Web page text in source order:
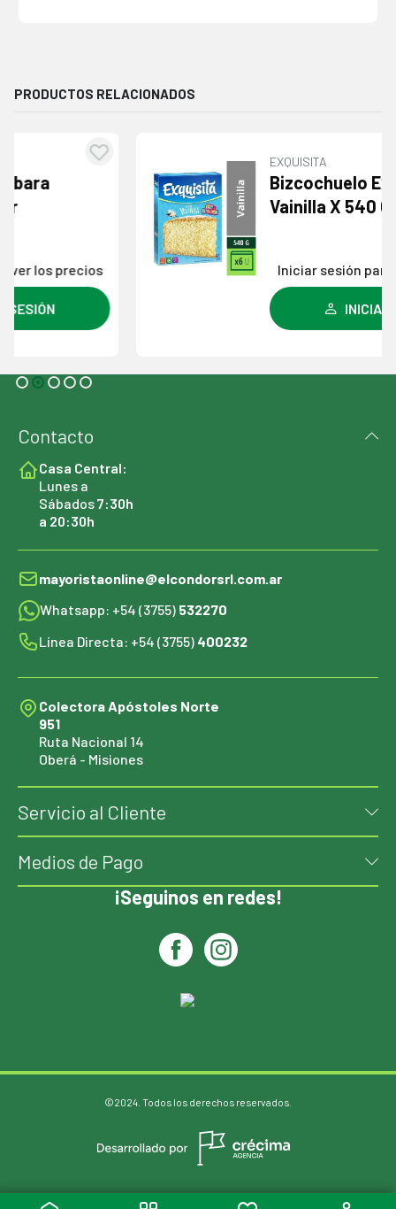
PRODUCTOS RELACIONADOS
a
Bizcochuelo Exquisita
Vainilla X 540 G
Iniciar sesión para ver los precios
INICIAR SESIÓN
Contacto
Casa Central:
Lunes a
Sábados7:30h
a 20:30h
mayoristaonline@elcondorsrl.com.ar
Whatsapp: +54 (3755) 532270
Línea Directa: +54 (3755) 400232
Colectora Apóstoles Norte
951
Ruta Nacional 14
Oberá - Misiones
Servicio al Cliente
Medios de Pago
¡Seguinos en redes!
©2024. Todos los derechos reservados.